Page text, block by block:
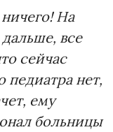
На
все
сейчас
педиатра нет,
ему
больницы